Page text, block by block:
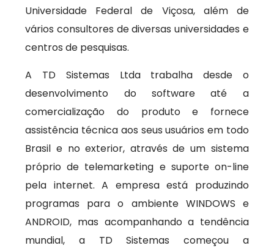
Universidade Federal de Viçosa, além de
vários consultores de diversas universidades e
centros de pesquisas.
A TD Sistemas Ltda trabalha desde o
desenvolvimento do software até a
comercialização do produto e fornece
assistência técnica aos seus usuários em todo
Brasil e no exterior, através de um sistema
próprio de telemarketing e suporte on-line
pela internet. A empresa está produzindo
programas para o ambiente WINDOWS e
ANDROID, mas acompanhando a tendência
mundial, a TD Sistemas começou a